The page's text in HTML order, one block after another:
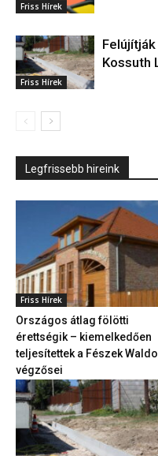
Friss Hírek
Friss Hírek
Kossuth
Legfrissebb hireink
Friss Hírek
Országos átlag fölötti
érettségik – kiemelkedően
teljesítettek a Fészek
végzősei